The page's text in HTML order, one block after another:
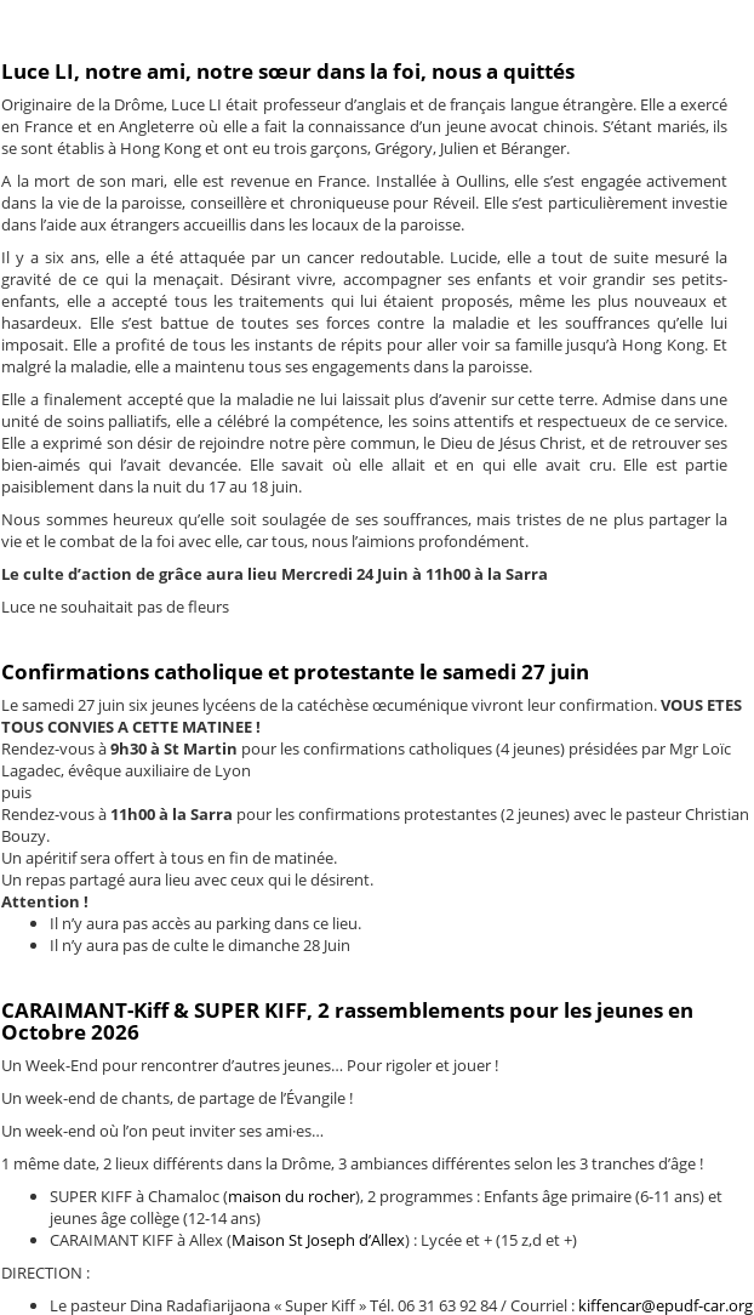
Luce LI, notre ami, notre sœur dans la foi, nous a quittés
Originaire de la Drôme, Luce LI était professeur d’anglais et de français langue étrangère. Elle a exercé
en France et en Angleterre où elle a fait la connaissance d’un jeune avocat chinois. S’étant mariés, ils
se sont établis à Hong Kong et ont eu trois garçons, Grégory, Julien et Béranger.
A la mort de son mari, elle est revenue en France. Installée à Oullins, elle s’est engagée activement
dans la vie de la paroisse, conseillère et chroniqueuse pour Réveil. Elle s’est particulièrement investie
dans l’aide aux étrangers accueillis dans les locaux de la paroisse.
Il y a six ans, elle a été attaquée par un cancer redoutable. Lucide, elle a tout de suite mesuré la
gravité de ce qui la menaçait. Désirant vivre, accompagner ses enfants et voir grandir ses petits-
enfants, elle a accepté tous les traitements qui lui étaient proposés, même les plus nouveaux et
hasardeux. Elle s’est battue de toutes ses forces contre la maladie et les souffrances qu’elle lui
imposait. Elle a profité de tous les instants de répits pour aller voir sa famille jusqu’à Hong Kong. Et
malgré la maladie, elle a maintenu tous ses engagements dans la paroisse.
Elle a finalement accepté que la maladie ne lui laissait plus d’avenir sur cette terre. Admise dans une
unité de soins palliatifs, elle a célébré la compétence, les soins attentifs et respectueux de ce service.
Elle a exprimé son désir de rejoindre notre père commun, le Dieu de Jésus Christ, et de retrouver ses
bien-aimés qui l’avait devancée. Elle savait où elle allait et en qui elle avait cru. Elle est partie
paisiblement dans la nuit du 17 au 18 juin.
Nous sommes heureux qu’elle soit soulagée de ses souffrances, mais tristes de ne plus partager la
vie et le combat de la foi avec elle, car tous, nous l’aimions profondément.
Le culte d’action de grâce aura lieu Mercredi 24 Juin à 11h00 à la Sarra
Luce ne souhaitait pas de fleurs
Confirmations catholique et protestante le samedi 27 juin
Le samedi 27 juin six jeunes lycéens de la catéchèse œcuménique vivront leur confirmation.VOUS ETES
TOUS CONVIES A CETTE MATINEE !
Rendez-vous à9h30 à St Martin pour les confirmations catholiques (4 jeunes) présidées par Mgr Loïc
Lagadec, évêque auxiliaire de Lyon
puis
Rendez-vous à 11h00 à la Sarra pour les confirmations protestantes (2 jeunes) avec le pasteur Christian
Bouzy.
Un apéritif sera offert à tous en fin de matinée.
Un repas partagé aura lieu avec ceux qui le désirent.
Attention !
Il n’y aura pas accès au parking dans ce lieu.
Il n’y aura pas de culte le dimanche 28 Juin
CARAIMANT-Kiff & SUPER KIFF, 2 rassemblements pour les jeunes en
Octobre 2026
Un Week-End pour rencontrer d’autres jeunes… Pour rigoler et jouer !
Un week-end de chants, de partage de l’Évangile !
Un week-end où l’on peut inviter ses ami·es…
1 même date, 2 lieux différents dans la Drôme, 3 ambiances différentes selon les 3 tranches d’âge !
SUPER KIFF à Chamaloc (maison du rocher), 2 programmes : Enfants âge primaire (6-11 ans) et
jeunes âge collège (12-14 ans)
CARAIMANT KIFF à Allex (Maison St Joseph d’Allex) : Lycée et + (15 z,d et +)
DIRECTION :
Le pasteur Dina Radafiarijaona « Super Kiff » Tél. 06 31 63 92 84 / Courriel : kiffencar@epudf-car.org